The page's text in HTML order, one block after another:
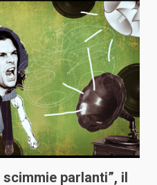
scimmie parlanti”, il